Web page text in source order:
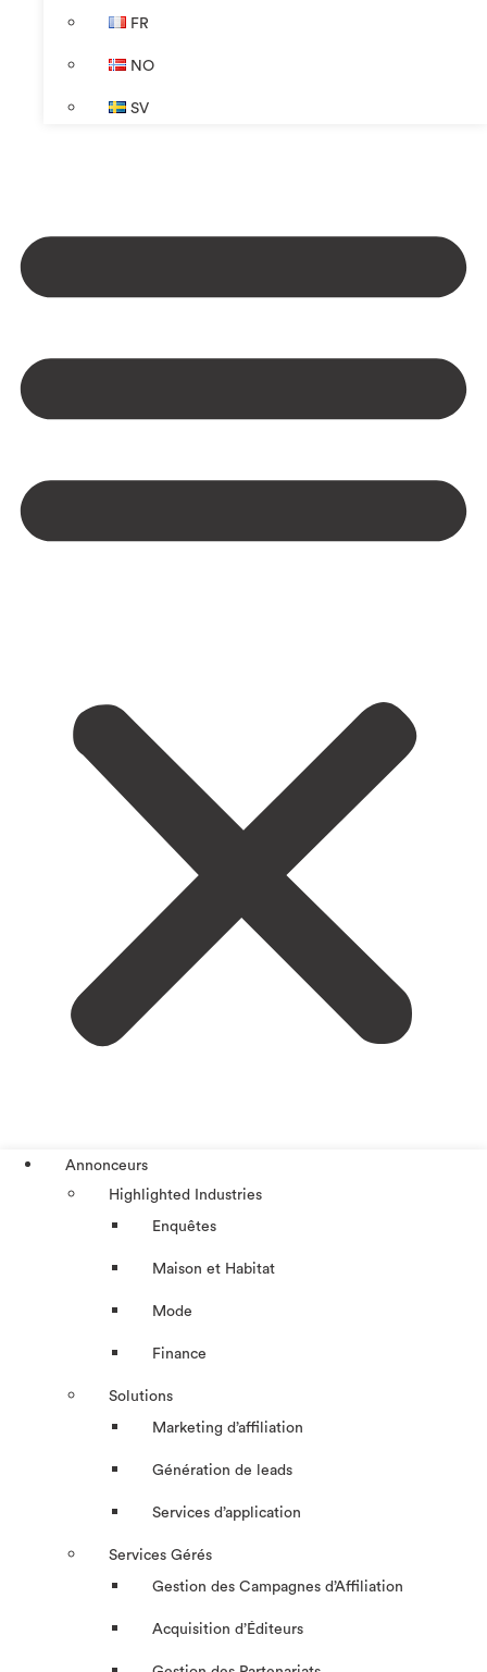
FR
NO
SV
Annonceurs
Highlighted Industries
Enquêtes
Maison et Habitat
Mode
Finance
Solutions
Marketing d’affiliation
Génération de leads
Services d’application
Services Gérés
Gestion des Campagnes d’Affiliation​
Acquisition d’Éditeurs